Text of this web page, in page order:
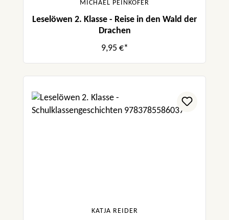
MICHAEL PEINKOFER
Leselöwen 2. Klasse - Reise in den Wald der
Drachen
9,95 €*
KATJA REIDER